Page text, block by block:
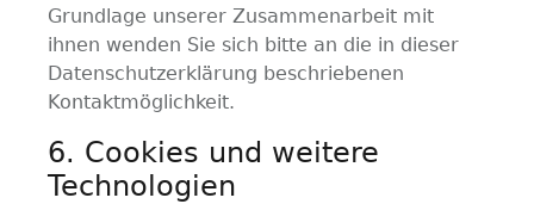
Grundlage unserer Zusammenarbeit mit
ihnen wenden Sie sich bitte an die in dieser
Datenschutzerklärung beschriebenen
Kontaktmöglichkeit.
6. Cookies und weitere
Technologien